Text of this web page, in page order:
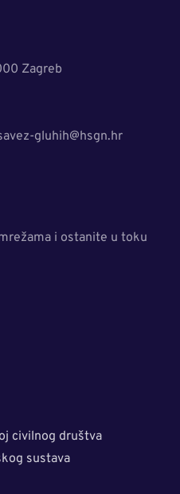
Zagreb
gluhih@hsgn.hr
i ostanite u toku
civilnog društva
sustava